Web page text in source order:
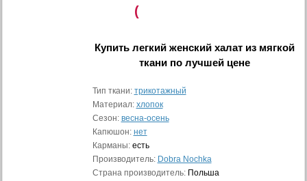
(
Купить легкий женский халат из мягкой
тканипо лучшей цене
Тип ткани: трикотажный
Материал: хлопок
Сезон: весна-осень
Капюшон: нет
Карманы: есть
Производитель: Dobra Nochka
Страна производитель: Польша